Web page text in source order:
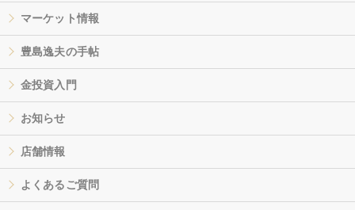
マーケット情報
豊島逸夫の手帖
金投資入門
お知らせ
店舗情報
よくあるご質問